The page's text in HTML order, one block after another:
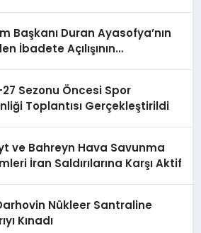
Başkanı Duran Ayasofya’nın
İbadete Açılışının
Sezonu Öncesi Spor
Toplantısı Gerçekleştirildi
ve Bahreyn Hava Savunma
İran Saldırılarına Karşı Aktif
Nükleer Santraline
Kınadı